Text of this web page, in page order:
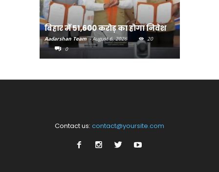
बिहार में 51,600 करोड़ का होगा निवेश
Aadarshan Team - August 6, 2026
20
0
Contact us: contact@yoursite.com